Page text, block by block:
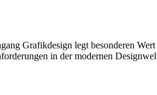
Grafikdesign legt besonderen
in der modernen